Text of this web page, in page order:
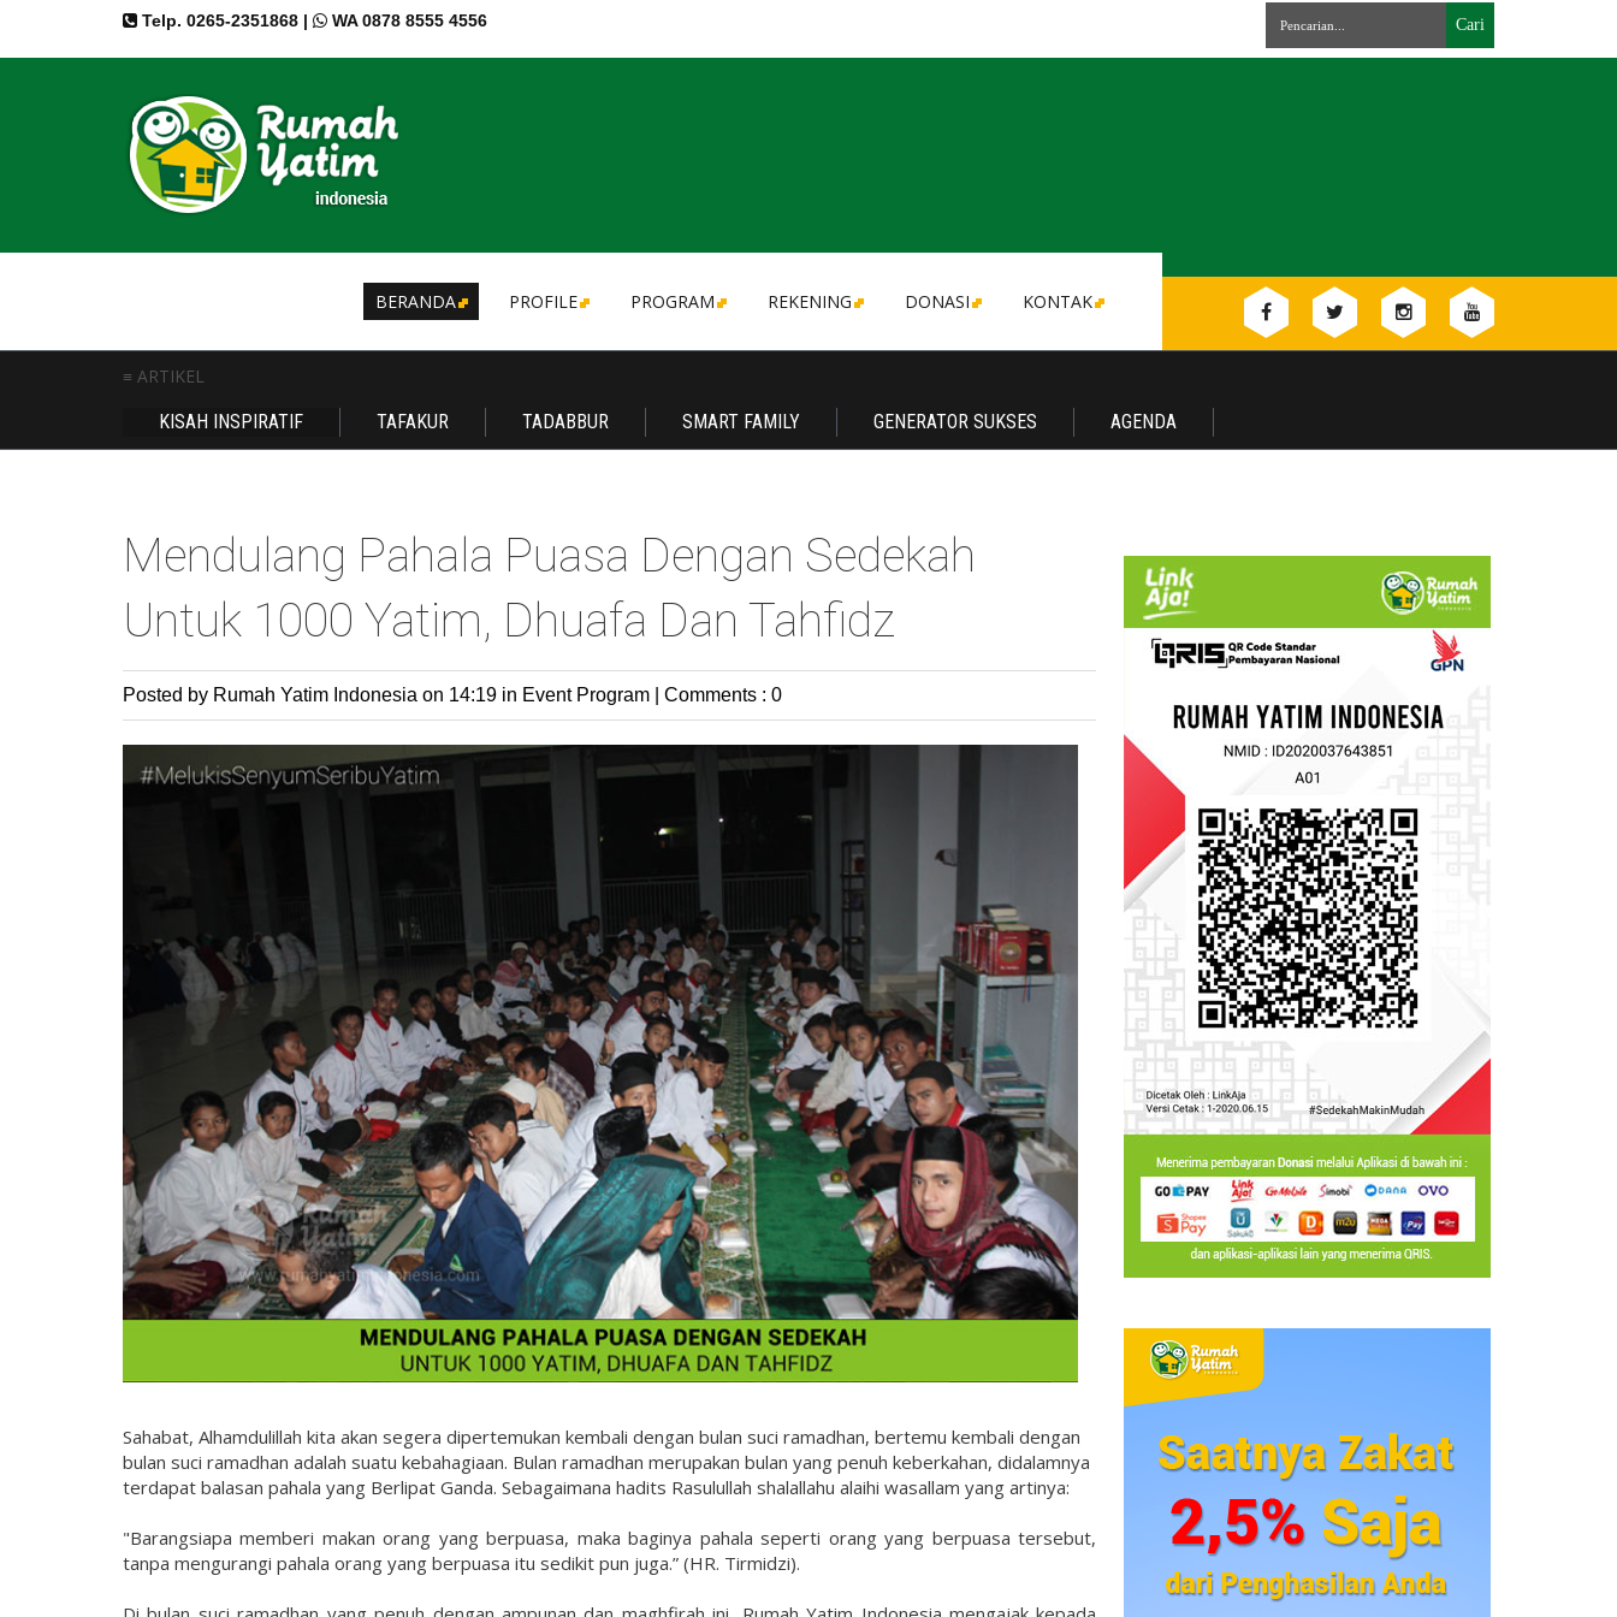
Telp. 0265-2351868 | WA 0878 8555 4556
BERANDA PROFILE PROGRAM REKENING DONASI KONTAK
≡ ARTIKEL
KISAH INSPIRATIF
TAFAKUR TADABBUR SMART FAMILY GENERATOR SUKSES AGENDA
Mendulang Pahala Puasa Dengan Sedekah
Untuk 1000 Yatim, Dhuafa Dan Tahfidz
Posted by Rumah Yatim Indonesia on 14:19 in Event Program Comments : 0
Sahabat, Alhamdulillah kita akan segera dipertemukan kembali dengan bulan suci ramadhan, bertemu kembali dengan
bulan suci ramadhan adalah suatu kebahagiaan. Bulan ramadhan merupakan bulan yang penuh keberkahan, didalamnya
terdapat balasan pahala yang Berlipat Ganda. Sebagaimana hadits Rasulullah shalallahu alaihi wasallam yang artinya:
"Barangsiapa memberi makan orang yang berpuasa, maka baginya pahala seperti orang yang berpuasa tersebut,
tanpa mengurangi pahala orang yang berpuasa itu sedikit pun juga.” (HR. Tirmidzi).